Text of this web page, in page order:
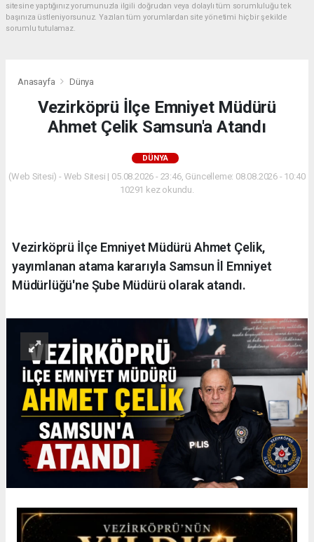
sitesine yaptığınız yorumunuzla ilgili doğrudan veya dolaylı tüm sorumluluğu tek
başınıza üstleniyorsunuz. Yazılan tüm yorumlardan site yönetimi hiçbir şekilde
sorumlu tutulamaz.
Anasayfa Dünya
Vezirköprü İlçe Emniyet Müdürü
Ahmet Çelik Samsun'a Atandı
DÜNYA
(Web Sitesi) - Web Sitesi | 05.08.2026 - 23:46, Güncelleme: 08.08.2026 - 10:40
10291 kez okundu.
Vezirköprü İlçe Emniyet Müdürü Ahmet Çelik,
yayımlanan atama kararıyla Samsun İl Emniyet
Müdürlüğü'ne Şube Müdürü olarak atandı.